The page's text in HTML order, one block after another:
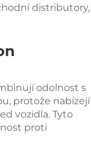
distributory,
odolnost s
protože nabízejí
vozidla. Tyto
proti